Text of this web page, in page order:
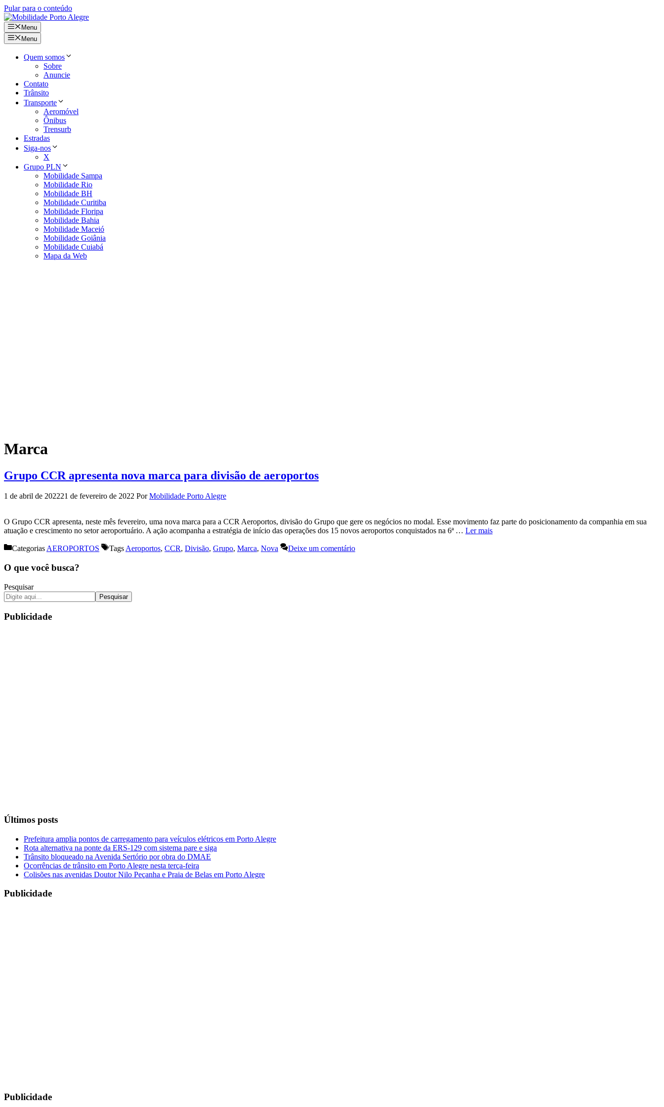
Pular para o conteúdo
Menu
Menu
Quem somos
Sobre
Anuncie
Contato
Trânsito
Transporte
Aeromóvel
Ônibus
Trensurb
Estradas
Siga-nos
X
Grupo PLN
Mobilidade Sampa
Mobilidade Rio
Mobilidade BH
Mobilidade Curitiba
Mobilidade Floripa
Mobilidade Bahia
Mobilidade Maceió
Mobilidade Goiânia
Mobilidade Cuiabá
Mapa da Web
Marca
Grupo CCR apresenta nova marca para divisão de aeroportos
1 de abril de 202221 de fevereiro de 2022 PorMobilidade Porto Alegre
O Grupo CCR apresenta, neste mês fevereiro, uma nova marca para a CCR Aeroportos, divisão do Grupo que gere os negócios no modal. Esse movimento faz parte do posicionamento da companhia em sua
atuação e crescimento no setor aeroportuário. A ação acompanha a estratégia de início das operações dos 15 novos aeroportos conquistados na 6ª … Ler mais
CategoriasAEROPORTOS TagsAeroportos, CCR, Divisão, Grupo, Marca, Nova Deixe um comentário
O que você busca?
Pesquisar
Pesquisar
Publicidade
Últimos posts
Prefeitura amplia pontos de carregamento para veículos elétricos em Porto Alegre
Rota alternativa na ponte da ERS-129 com sistema pare e siga
Trânsito bloqueado na Avenida Sertório por obra do DMAE
Ocorrências de trânsito em Porto Alegre nesta terça-feira
Colisões nas avenidas Doutor Nilo Peçanha e Praia de Belas em Porto Alegre
Publicidade
Publicidade